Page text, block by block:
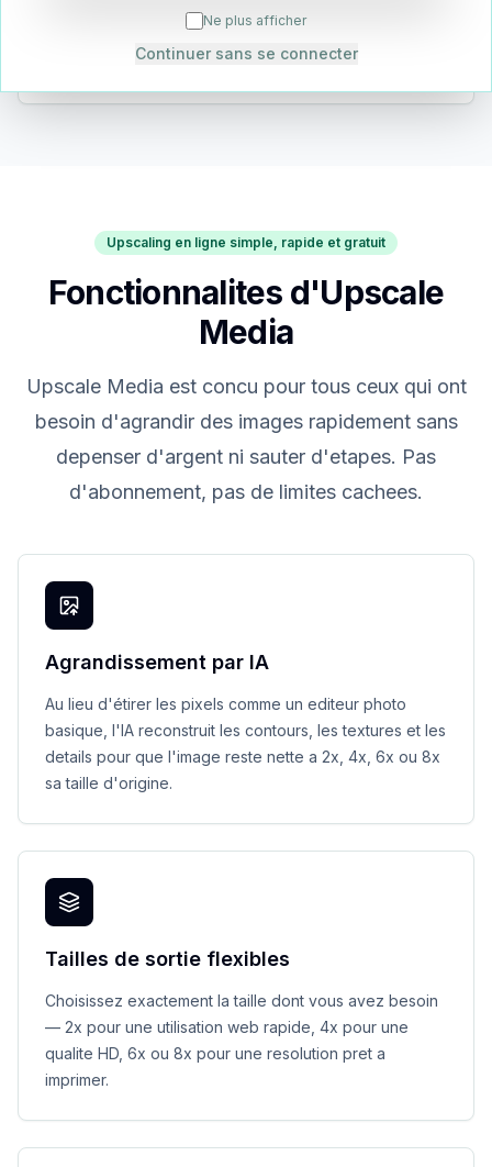
Apercevez le resultat et telechargez l'image haute
reseaux sociaux.
Upscaling en ligne simple, rapide et gratuit
Fonctionnalites d'Upscale
Media
Upscale Media est concu pour tous ceux qui ont
besoin d'agrandir des images rapidement sans
depenser d'argent ni sauter d'etapes. Pas
d'abonnement, pas de limites cachees.
Agrandissement par IA
Au lieu d'étirer les pixels comme un editeur photo
basique, l'IA reconstruit les contours, les textures et les
details pour que l'image reste nette a 2x, 4x, 6x ou 8x
sa taille d'origine.
Tailles de sortie flexibles
Choisissez exactement la taille dont vous avez besoin
— 2x pour une utilisation web rapide, 4x pour une
qualite HD, 6x ou 8x pour une resolution pret a
imprimer.
Ne plus afficher
Continuer sans se connecter